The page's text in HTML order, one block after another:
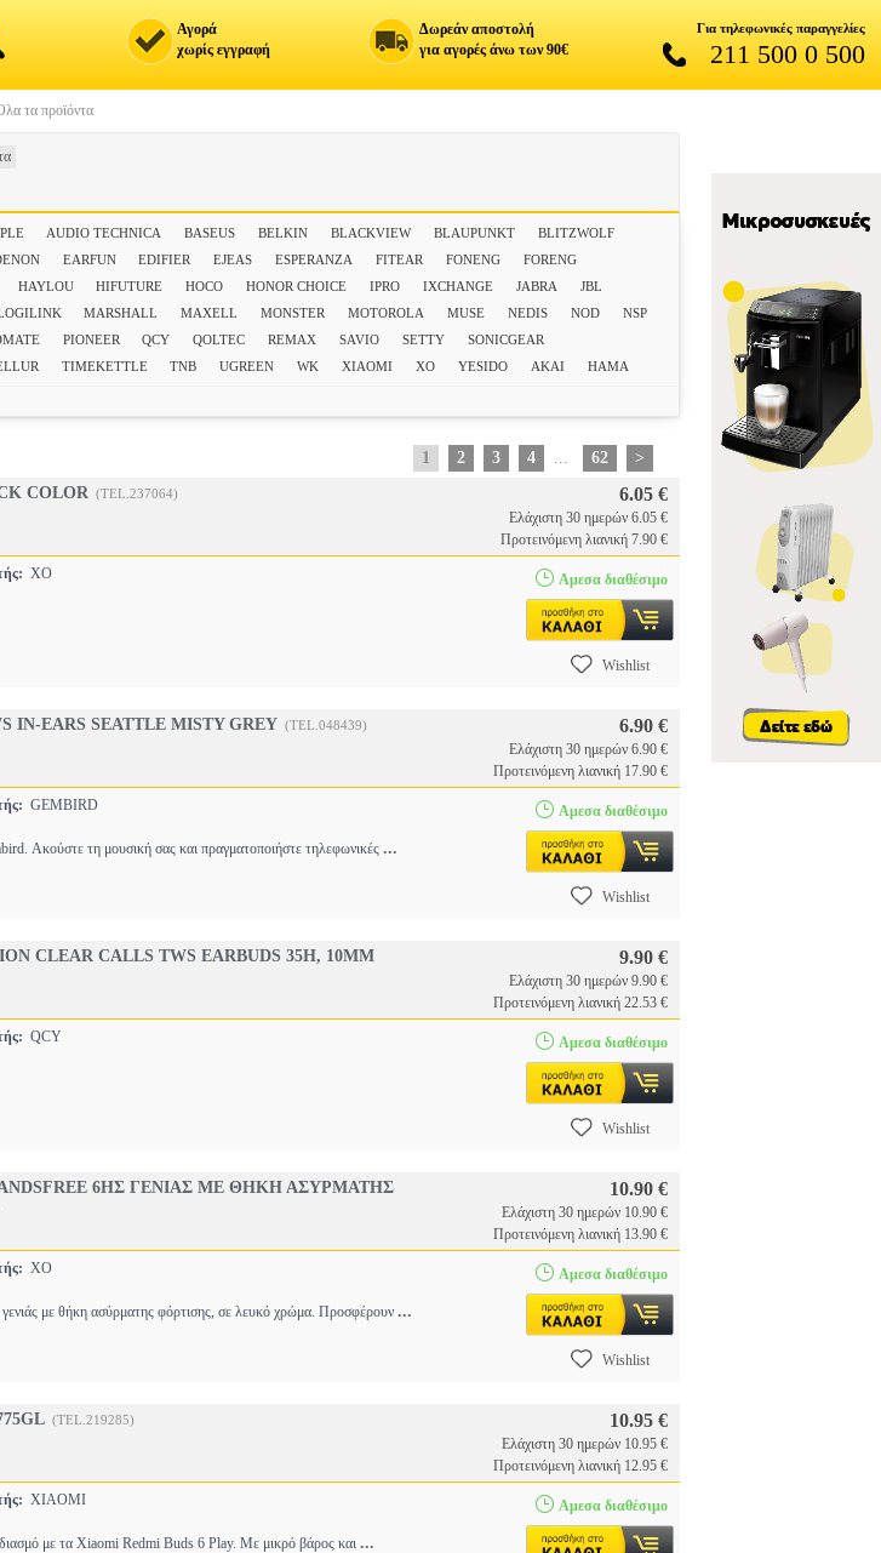
Αγορά
χωρίς εγγραφή
Δωρεάν αποστολή
για αγορές άνω των 90€
Για τηλεφωνικές παραγγελίες
211 500 0 500
τα προϊόντα
AUDIO TECHNICA BASEUS BELKIN BLACKVIEW BLAUPUNKT
BLITZWOLF
EARFUN EDIFIER EJEAS ESPERANZA FITEAR FONENG
FORENG
HAYLOU HIFUTURE HOCO HONOR CHOICE IPRO IXCHANGE JABRA
JBL
MARSHALL MAXELL MONSTER MOTOROLA MUSE NEDIS NOD
NSP
PIONEER QCY QOLTEC REMAX SAVIO SETTY
SONICGEAR
TIMEKETTLE TNB UGREEN WK XIAOMI XO YESIDO ΑΚΑΙ ΗΑΜΑ
1 2 3 4 ... 62
>
COLOR (TEL.237064) 6.05 €
Ελάχιστη 30 ημερών 6.05 €
Προτεινόμενη λιανική 7.90 €
XO Αμεσα διαθέσιμο
Wishlist
IN-EARS SEATTLE MISTY GREY (TEL.048439) 6.90 €
Ελάχιστη 30 ημερών 6.90 €
Προτεινόμενη λιανική 17.90 €
GEMBIRD
Ακούστε τη μουσική σας και πραγματοποιήστε τηλεφωνικές ...
Αμεσα διαθέσιμο
Wishlist
CLEAR CALLS TWS EARBUDS 35H, 10MM
9.90 €
Ελάχιστη 30 ημερών 9.90 €
Προτεινόμενη λιανική 22.53 €
QCY Αμεσα διαθέσιμο
Wishlist
6ΗΣ ΓΕΝΙΑΣ ΜΕ ΘΗΚΗ ΑΣΥΡΜΑΤΗΣ
10.90 €
Ελάχιστη 30 ημερών 10.90 €
Προτεινόμενη λιανική 13.90 €
XO
με θήκη ασύρματης φόρτισης, σε λευκό χρώμα. Προσφέρουν ...
Αμεσα διαθέσιμο
Wishlist
(TEL.219285) 10.95 €
Ελάχιστη 30 ημερών 10.95 €
Προτεινόμενη λιανική 12.95 €
XIAOMI
με τα Xiaomi Redmi Buds 6 Play. Με μικρό βάρος και ...
Αμεσα διαθέσιμο